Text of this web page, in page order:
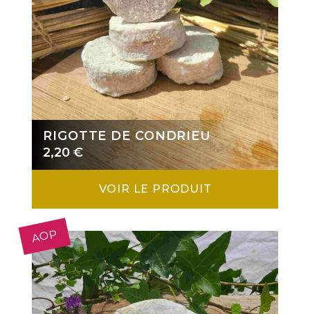
RIGOTTE DE CONDRIEU
2,20 €
VOIR LE PRODUIT
AOP